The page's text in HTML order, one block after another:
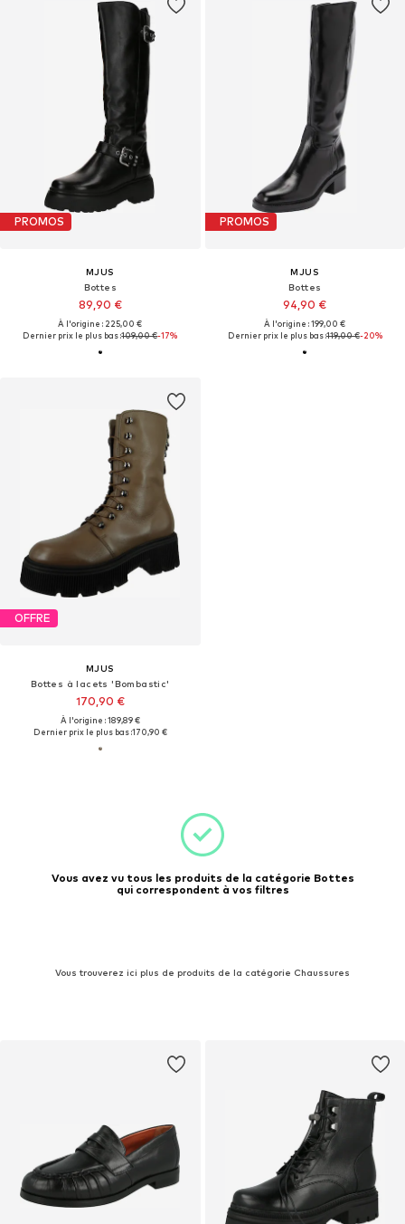
PROMOS
MJUS
Bottes
89,90 €
À l'origine : 225,00 €
Dernier prix le plus bas :109,00 €-17%
PROMOS
MJUS
Bottes
94,90 €
À l'origine : 199,00 €
Dernier prix le plus bas :119,00 €-20%
OFFRE
MJUS
Bottes à lacets 'Bombastic'
170,90 €
À l'origine : 189,89 €
Dernier prix le plus bas :170,90 €
Vous avez vu tous les produits de la catégorie Bottes
qui correspondent à vos filtres
Vous trouverez ici plus de produits de la catégorie Chaussures